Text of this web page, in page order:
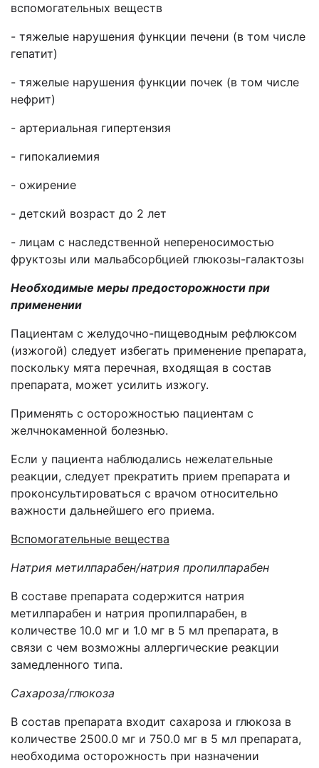
вспомогательных веществ
- тяжелые нарушения функции печени (в том числе
гепатит)
- тяжелые нарушения функции почек (в том числе
нефрит)
- артериальная гипертензия
- гипокалиемия
- ожирение
- детский возраст до 2 лет
- лицам с наследственной непереносимостью
фруктозы или мальабсорбцией глюкозы-галактозы
Необходимые меры предосторожности при
применении
Пациентам с желудочно-пищеводным рефлюксом
(изжогой) следует избегать применение препарата,
поскольку мята перечная, входящая в состав
препарата, может усилить изжогу.
Применять с осторожностью пациентам с
желчнокаменной болезнью.
Если у пациента наблюдались нежелательные
реакции, следует прекратить прием препарата и
проконсультироваться с врачом относительно
важности дальнейшего его приема.
Вспомогательные вещества
Натрия метилпарабен/натрия пропилпарабен
В составе препарата содержится натрия
метилпарабен и натрия пропилпарабен, в
количестве 10.0 мг и 1.0 мг в 5 мл препарата, в
связи с чем возможны аллергические реакции
замедленного типа.
Сахароза/глюкоза
В состав препарата входит сахароза и глюкоза в
количестве 2500.0 мг и 750.0 мг в 5 мл препарата,
необходима осторожность при назначении